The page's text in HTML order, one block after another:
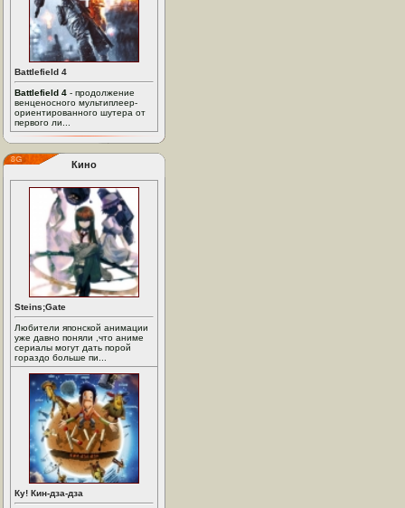
Battlefield 4
Battlefield 4 - продолжение
венценосного мультиплеер-
ориентированного шутера от
первого ли...
Кино
Steins;Gate
Любители японской анимации
уже давно поняли ,что аниме
сериалы могут дать порой
гораздо больше пи...
Ку! Кин-дза-дза